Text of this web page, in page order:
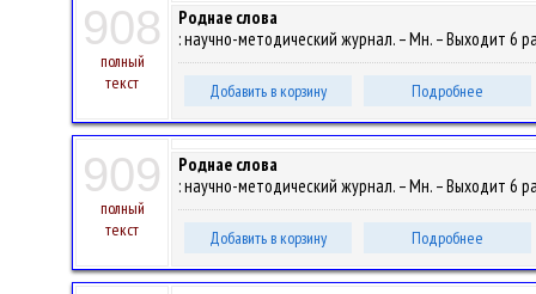
908
полный
текст
Роднае слова
: научно-методический журнал. – Мн. – Выходит 6
Добавить в корзину Подробнее
909
полный
текст
Роднае слова
: научно-методический журнал. – Мн. – Выходит 6
Добавить в корзину Подробнее